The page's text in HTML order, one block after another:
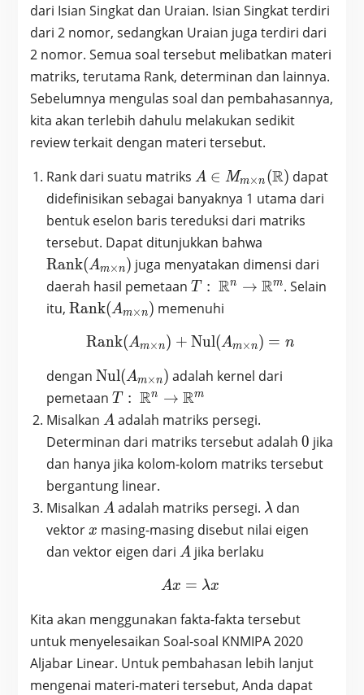
dari Isian Singkat dan Uraian. Isian Singkat terdiri
dari 2 nomor, sedangkan Uraian juga terdiri dari
2 nomor. Semua soal tersebut melibatkan materi
matriks, terutama Rank, determinan dan lainnya.
Sebelumnya mengulas soal dan pembahasannya,
kita akan terlebih dahulu melakukan sedikit
review terkait dengan materi tersebut.
Rank dari suatu matriks A \in M_{m
\times n}
(\mathbb{R})
A ∈ Mm×n (R) dapat
didefinisikan sebagai banyaknya 1 utama dari
bentuk eselon baris tereduksi dari matriks
tersebut. Dapat ditunjukkan bahwa
(A_{m
\times n})
Rank(Am×n) juga menyatakan dimensi dari
daerah hasil pemetaan T :
\mathbb{R}^n
\mathbb{R}^m
T : Rn → Rm. Selain
itu, \text{Rank}
\times n})
Rank(Am×n) memenuhi
\text{Rank} (A_{m
Rank(Am×n) + Nul(Am×n) = n
dengan \text{Nul}
(A_{m
\times n})
Nul(Am×n) adalah kernel dari
pemetaan T :
\mathbb{R}^n
\rightarrow
\mathbb{R}^m
T : Rn → Rm
Misalkan A
Aadalah matriks persegi.
Determinan dari matriks tersebut adalah 0
0 jika
dan hanya jika kolom-kolom matriks tersebut
bergantung linear.
Misalkan A
Aadalah matriks persegi. \lambda
λdan
vektor x
x masing-masing disebut nilai eigen
dan vektor eigen dari A
Ajika berlaku
A x = \lambda x
Ax = λx
Kita akan menggunakan fakta-fakta tersebut
untuk menyelesaikan Soal-soal KNMIPA 2020
Aljabar Linear. Untuk pembahasan lebih lanjut
mengenai materi-materi tersebut, Anda dapat